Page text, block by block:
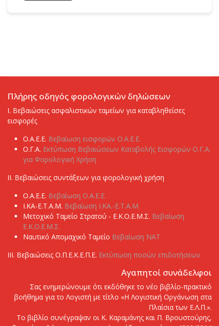
Πλήρης οδηγός φορολογικών δηλώσεων
I. Βεβαιώσεις ασφαλιστικών ταμείων για καταβληθείσες
εισφορές
Ο.Α.Ε.Ε. Βεβαίωση εισφορών Ο.Α.Ε.Ε.
Ο.Γ.Α. Εκτύπωση Βεβαιώσεων Καταβολής Εισφορών Ο.Γ.Α.
για Φορολογική Χρήση
ΙI. Βεβαιώσεις συντάξεων για φορολογική χρήση
Ο.Α.Ε.Ε. Βεβαίωση Ο.Α.Ε.Ε.
Ι.ΚΑ-Ε.Τ.Α.Μ. Βεβαίωση Ι.ΚΑ.-Ε.Τ.Α.Μ.
Μετοχικό Ταμείο Στρατού - Ε.Κ.Ο.Ε.Μ.Σ. Βεβαίωση
Ε.Κ.Ο.Ε.Μ.Σ.
Ναυτικό Απομαχικό Ταμείο Βεβαίωση ΝΑΤ
ΙΙΙ. Βεβαιώσεις Ο.Π.Ε.Κ.Ε.Π.Ε. Εκτύπωση ποσών επιδοτήσεων
Αγαπητοί συνάδελφοι
Σας ενημερώνουμε ότι εκδόθηκε το νέο βιβλίο-πρακτικό
βοήθημα για το Λογιστή με τίτλο «Η Λογιστική Οργάνωση στα
Πλαίσια των Ε.Λ.Π.».
Το βιβλίο συνέγραψαν οι Κ. Καραμάνης και Π. Βρουστούρης,